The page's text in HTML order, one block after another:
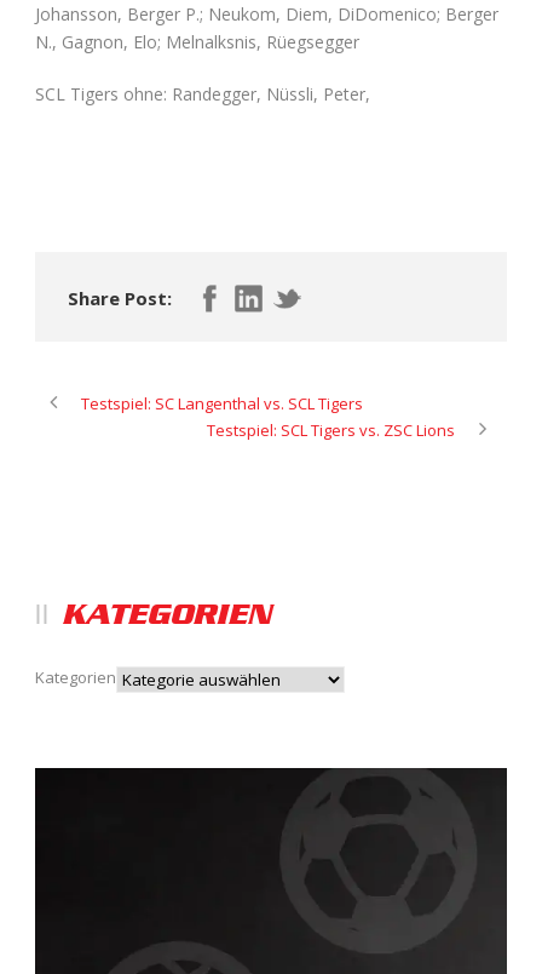
Johansson, Berger P.; Neukom, Diem, DiDomenico; Berger
N., Gagnon, Elo; Melnalksnis, Rüegsegger
SCL Tigers ohne: Randegger, Nüssli, Peter,
Share Post:
Testspiel: SC Langenthal vs. SCL Tigers
Testspiel: SCL Tigers vs. ZSC Lions
KATEGORIEN
Kategorien